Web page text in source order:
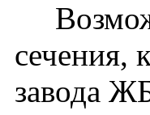
сечения,
завода